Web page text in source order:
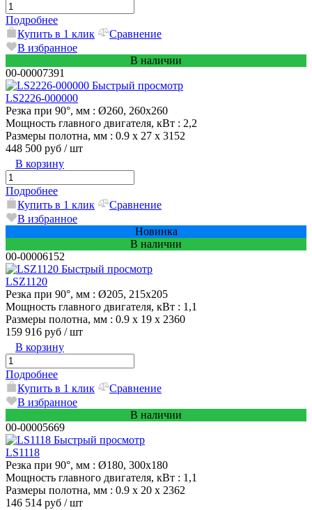
Подробнее
Купить в 1 клик
Сравнение
В избранное
В наличии
00-00007391
Быстрый просмотр
LS2226-000000
Резка при 90°, мм : Ø260, 260х260
Мощность главного двигателя, кВт : 2,2
Размеры полотна, мм : 0.9 х 27 х 3152
448 500 руб / шт
В корзину
Подробнее
Купить в 1 клик
Сравнение
В избранное
Новинка
В наличии
00-00006152
Быстрый просмотр
LSZ1120
Резка при 90°, мм : Ø205, 215х205
Мощность главного двигателя, кВт : 1,1
Размеры полотна, мм : 0.9 х 19 х 2360
159 916 руб / шт
В корзину
Подробнее
Купить в 1 клик
Сравнение
В избранное
В наличии
00-00005669
Быстрый просмотр
LS1118
Резка при 90°, мм : Ø180, 300х180
Мощность главного двигателя, кВт : 1,1
Размеры полотна, мм : 0.9 х 20 х 2362
146 514 руб / шт